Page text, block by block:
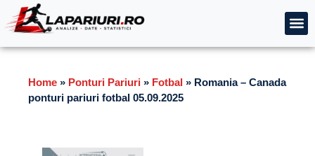
Home » Ponturi Pariuri » Fotbal » Romania – Canada
ponturi pariuri fotbal 05.09.2025